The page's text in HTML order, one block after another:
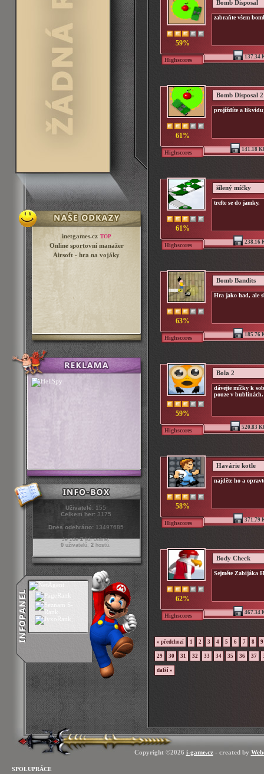
inetgames.cz TOP
Online sportovní manažer
Airsoft - hra na vojáky
Uživatelé: 155
Celkem her:3175
Dnes odehráno:13497685
Je zde2lidí online:
0 uživatelů, 2 hostů.
59%
Bomb Disposal
zabraňte všem
Highscores 137.34
61%
Bomb Disposal 2
projíždíte a
Highscores 141.18
61%
šílený míčky
trefte se do jamky.
Highscores 238.16
63%
Bomb Bandits
Hra jako had, ale
Highscores 185.76
59%
Bola 2
dávejte míčky k
pouze v bublinách.
Highscores 520.83
58%
Havárie kotle
najděte ho a
Highscores 371.79
62%
Body Check
Sejměte Zabijáka
Highscores 467.34
« předchozí 1 2 3 4 5 6 7 8 9
29 30 31 32 33 34 35 36 37
další »
Copyright ©2026 i-game.cz- created by
SPOLUPRÁCE